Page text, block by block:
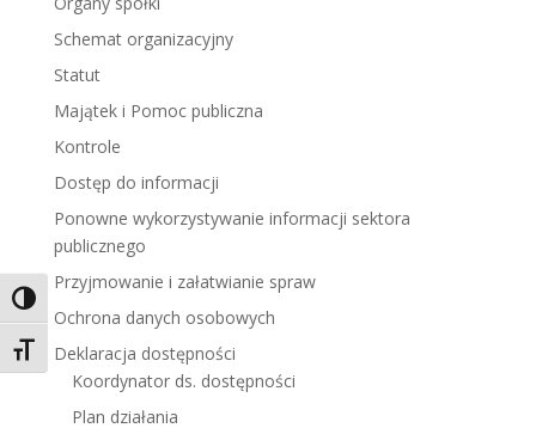
Toggle High Contrast
Toggle Font size
Schemat organizacyjny
Statut
Majątek i Pomoc publiczna
Kontrole
Dostęp do informacji
Ponowne wykorzystywanie informacji sektora
publicznego
Przyjmowanie i załatwianie spraw
Ochrona danych osobowych
Deklaracja dostępności
Koordynator ds. dostępności
Plan działania